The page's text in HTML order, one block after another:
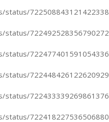
status/722508843121422338
status/722492528356790272
status/722477401591054336
status/722448426122620929
status/722433339269861376
status/722418227536506880